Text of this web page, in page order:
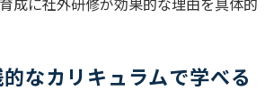
なカリキュラムで学べる